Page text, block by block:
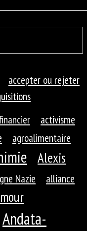
accepter ou rejeter
activisme
agroalimentaire
Alexis
Nazie
alliance
Andata-